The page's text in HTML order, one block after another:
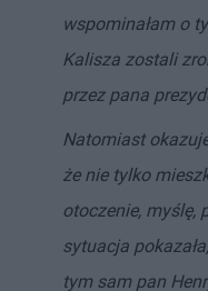
wspominałam o
Kalisza zostali
przez pana
Natomiast
że nie tylko
otoczenie, myślę,
sytuacja
tym sam pan